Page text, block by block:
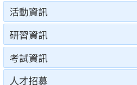
活動資訊
研習資訊
考試資訊
人才招募